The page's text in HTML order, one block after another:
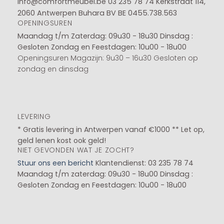
2060 Antwerpen Buhara BV BE 0455.738.563
OPENINGSUREN
Maandag t/m Zaterdag: 09u30 - 18u30 Dinsdag :
Gesloten Zondag en Feestdagen: 10u00 - 18u00
Openingsuren Magazijn: 9u30 – 16u30 Gesloten op
zondag en dinsdag
LEVERING
* Gratis levering in Antwerpen vanaf €1000 ** Let op,
geld lenen kost ook geld!
NIET GEVONDEN WAT JE ZOCHT?
Stuur ons een bericht Klantendienst: 03 235 78 74
Maandag t/m zaterdag: 09u30 - 18u00 Dinsdag :
Gesloten Zondag en Feestdagen: 10u00 - 18u00